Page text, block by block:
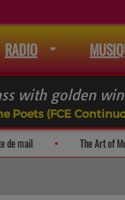
RADIO
with golden
Poets (FCE
adresse à la liste de mail